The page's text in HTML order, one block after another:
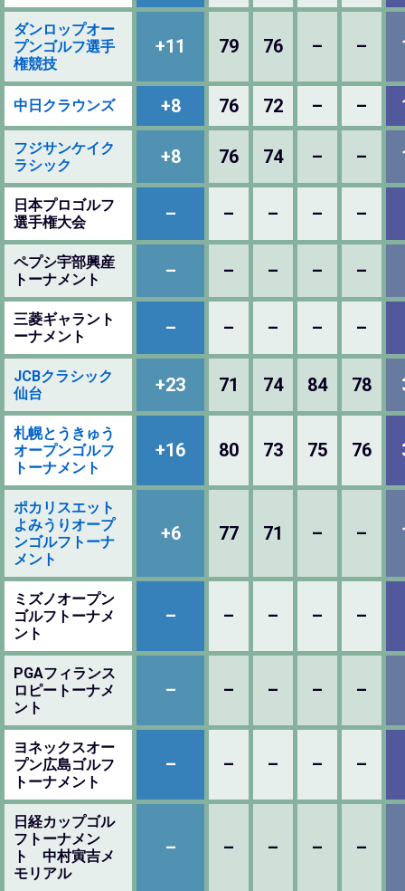
ダンロップオー
プンゴルフ選手
権競技
+11 79 76 – –
中日クラウンズ +8 76 72 – –
フジサンケイク
ラシック
+8 76 74 – –
日本プロゴルフ
選手権大会
– – – – –
ペプシ宇部興産
トーナメント
– – – – –
三菱ギャラント
ーナメント
– – – – –
JCBクラシック
仙台
+23 71 74 84 78
札幌とうきゅう
オープンゴルフ
トーナメント
+16 80 73 75 76
ポカリスエット
よみうりオープ
ンゴルフトーナ
メント
+6 77 71 – –
ミズノオープン
ゴルフトーナメ
ント
– – – – –
PGAフィランス
ロピートーナメ
ント
– – – – –
ヨネックスオー
プン広島ゴルフ
トーナメント
– – – – –
日経カップゴル
フトーナメン
ト 中村寅吉メ
モリアル
– – – – –